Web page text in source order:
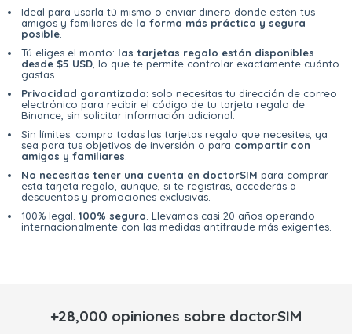
Ideal para usarla tú mismo o enviar dinero donde estén tus
amigos y familiares de la forma más práctica y segura
posible
Tú eliges el monto: las tarjetas regalo están disponibles
desde $5 USD , lo que te permite controlar exactamente cuánto
gastas.
Privacidad garantizada: solo necesitas tu dirección de correo
electrónico para recibir el código de tu tarjeta regalo de
Binance, sin solicitar información adicional.
Sin límites: compra todas las tarjetas regalo que necesites, ya
sea para tus objetivos de inversión o para compartir con
amigos y familiares
No necesitas tener una cuenta en doctorSIM para comprar
esta tarjeta regalo, aunque, si te registras, accederás a
descuentos y promociones exclusivas.
100% legal. 100% seguro . Llevamos casi 20 años operando
internacionalmente con las medidas antifraude más exigentes.
+28,000 opiniones sobre doctorSIM